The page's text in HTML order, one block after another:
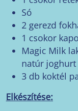
Só
2 gerezd
1 csokor
Magic Milk
natúr joghurt
3 db koktél
Elkészítése: